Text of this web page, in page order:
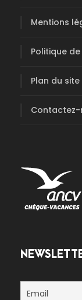
Mentions
Politique
Plan du site
Contactez-